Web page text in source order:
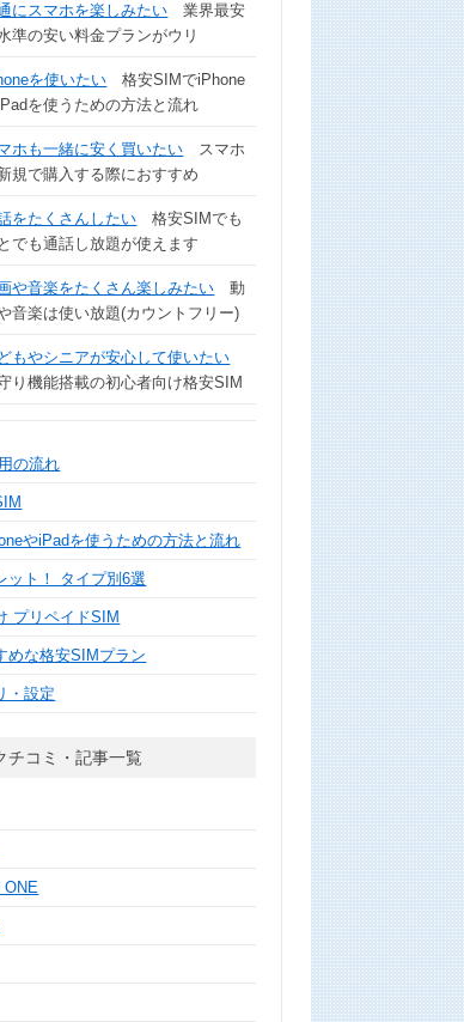
にスマホを楽しみたい 業界最安
準の安い料金プランがウリ
を使いたい 格安SIMでiPhone
を使うための方法と流れ
ホも一緒に安く買いたい スマホ
規で購入する際におすすめ
をたくさんしたい 格安SIMでも
でも通話し放題が使えます
や音楽をたくさん楽しみたい 動
音楽は使い放題(カウントフリー)
もやシニアが安心して使いたい
り機能搭載の初心者向け格安SIM
の流れ
やiPadを使うための方法と流れ
ット！ タイプ別6選
プリペイドSIM
めな格安SIMプラン
・設定
チコミ・記事一覧
ONE